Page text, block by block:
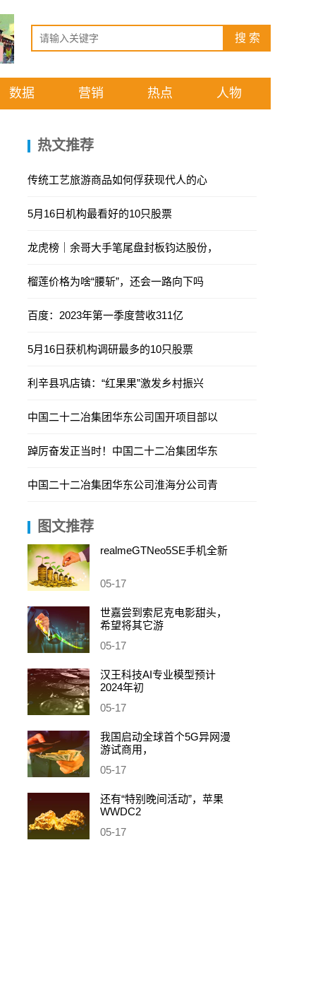
数据 营销 热点 人物
热文推荐
传统工艺旅游商品如何俘获现代人的心
5月16日机构最看好的10只股票
龙虎榜｜余哥大手笔尾盘封板钧达股份，
榴莲价格为啥“腰斩”，还会一路向下吗
百度：2023年第一季度营收311亿
5月16日获机构调研最多的10只股票
利辛县巩店镇：“红果果”激发乡村振兴
中国二十二冶集团华东公司国开项目部以
踔厉奋发正当时！中国二十二冶集团华东
中国二十二冶集团华东公司淮海分公司青
图文推荐
realmeGTNeo5SE手机全新
05-17
世嘉尝到索尼克电影甜头，
希望将其它游
05-17
汉王科技AI专业模型预计
2024年初
05-17
我国启动全球首个5G异网漫
游试商用，
05-17
还有“特别晚间活动”，苹果
WWDC2
05-17